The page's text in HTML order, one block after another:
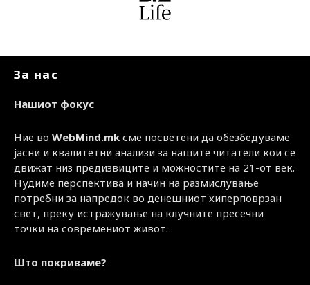
За нас
Нашиот фокус
Ние во WebMind.mk сме посветени да обезбедуваме
јасни и квалитетни анализи за нашите читатели кои се
движат низ предизвиците и можностите на 21-от век.
Нудиме перспектива и начин на размислување
потребни за напредок во денешниот хиперповрзан
свет, преку истражување на клучните пресечни
точки на современиот живот.
Што покриваме?